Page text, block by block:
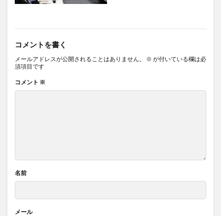
コメントを書く
メールアドレスが公開されることはありません。 ※ が付いている欄は必
須項目です
コメント ※
名前
メール